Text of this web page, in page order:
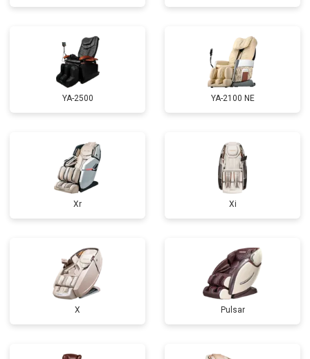
Ремонт сканера от 4800 ₽ Заказать
Ремонт купюроприемника Заказать
Замена сетевого трансформатора от 4500 ₽ Заказать
Ремонт микро-лифта от 5500 ₽ Заказать
YA-2500 YA-2100 NE
Xr Xi
X Pulsar